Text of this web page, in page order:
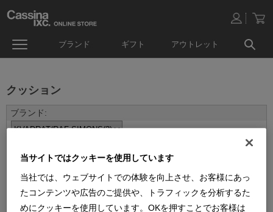
ブランド ギフト アウトレット
クッション
並べ替え：
当サイトではクッキーを使用しています
当社では、ウェブサイトでの体験を向上させ、お客様にあっ
たコンテンツや広告のご提供や、トラフィックを分析するた
めにクッキーを使用しています。OKを押すことでお客様は